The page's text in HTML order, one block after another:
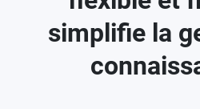
simplifie la